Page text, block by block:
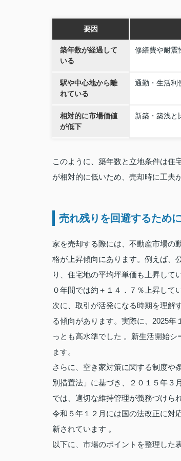
要因
築年数が経過して
いる
修繕費や耐震
駅や中心地から離
れている
通勤・生活利
相対的に市場価値
が低下
新築・築浅と
このように、築年数と立地条件は住
が相対的に低いため、売却時に工夫
売れ残りを回避するため
家を売却する際には、不動産市場の
格が上昇傾向にあります。例えば、
り、住宅地の平均坪単価も上昇して
０年間では約＋１４．７％上昇して
次に、取引が活発になる時期を理解
る傾向があります。実際に、2025
っとも高水準でした 。新生活開始
ます。
さらに、空き家対策に関する制度や
別措置法」に基づき、２０１５年３
では、適切な維持管理が義務づけら
令和５年１２月には国の法改正に対
新されています 。
以下に、市場のポイントを整理した